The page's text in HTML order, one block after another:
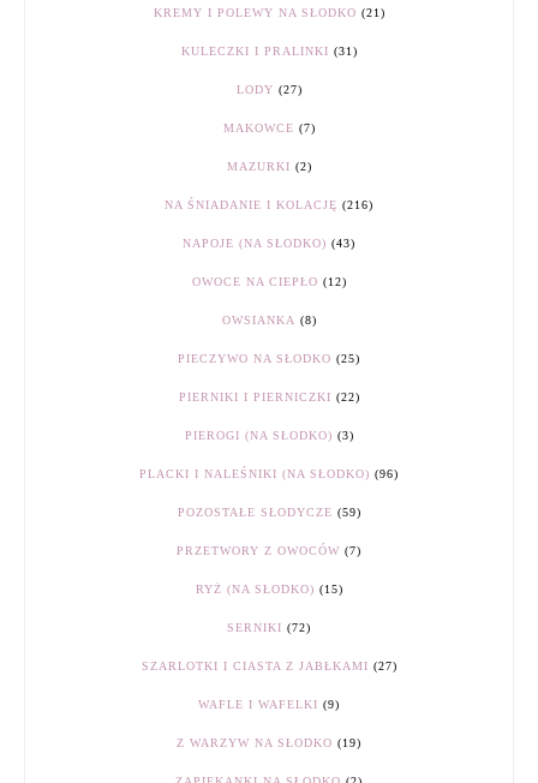
KREMY I POLEWY NA SŁODKO (21)
KULECZKI I PRALINKI (31)
LODY (27)
MAKOWCE (7)
MAZURKI (2)
NA ŚNIADANIE I KOLACJĘ (216)
NAPOJE (NA SŁODKO) (43)
OWOCE NA CIEPŁO (12)
OWSIANKA (8)
PIECZYWO NA SŁODKO (25)
PIERNIKI I PIERNICZKI (22)
PIEROGI (NA SŁODKO) (3)
PLACKI I NALEŚNIKI (NA SŁODKO) (96)
POZOSTAŁE SŁODYCZE (59)
PRZETWORY Z OWOCÓW (7)
RYŻ (NA SŁODKO) (15)
SERNIKI (72)
SZARLOTKI I CIASTA Z JABŁKAMI (27)
WAFLE I WAFELKI (9)
Z WARZYW NA SŁODKO (19)